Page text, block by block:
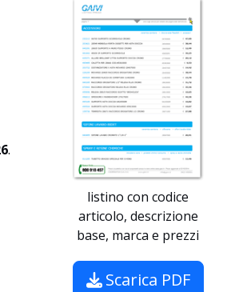
.
listino con codice
articolo, descrizione
base, marca e prezzi
Scarica PDF